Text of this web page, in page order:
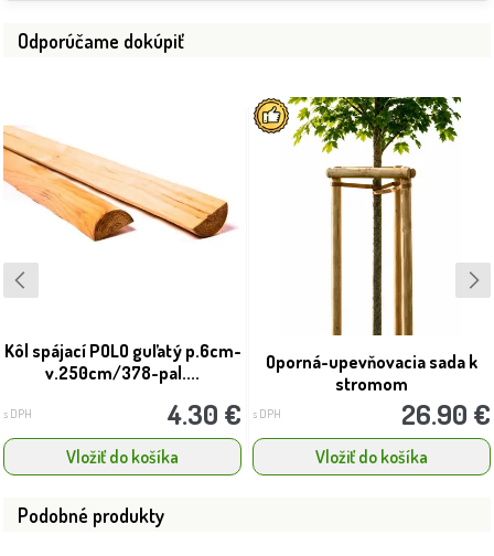
Odporúčame dokúpiť
Kôl spájací POLO guľatý p.6cm-
v.250cm/378-pal....
s DPH 4.30 €
Vložiť do košíka
Oporná-upevňovacia sada k
stromom
s DPH 26.90 €
Vložiť do košíka
Podobné produkty